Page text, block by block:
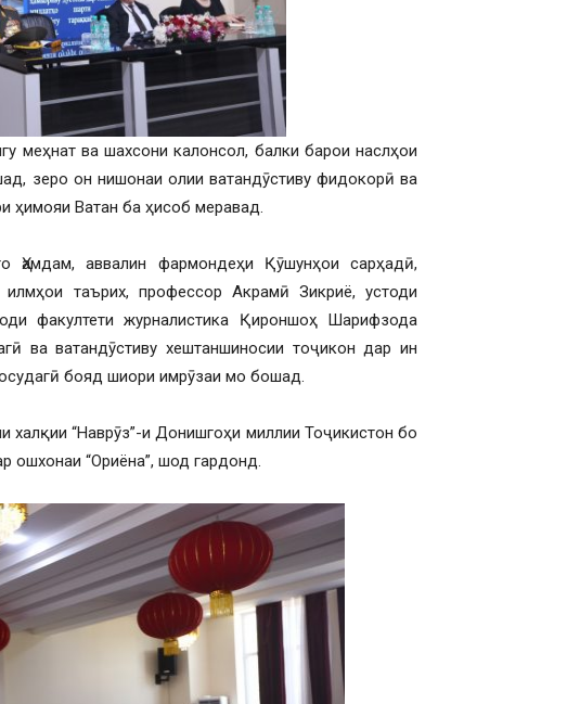
меҳнат ва шахсони калонсол, балки барои наслҳои
зеро он нишонаи олии ватандӯстиву фидокорӣ ва
ҳимояи Ватан ба ҳисоб меравад.
Ҳамдам, аввалин фармондеҳи Қӯшунҳои сарҳадӣ,
таърих, профессор Акрамӣ Зикриё, устоди
факултети журналистика Қироншоҳ Шарифзода
ва ватандӯстиву хештаншиносии тоҷикон дар ин
бояд шиори имрӯзаи мо бошад.
“Наврӯз”-и Донишгоҳи миллии Тоҷикистон бо
ошхонаи “Ориёна”, шод гардонд.